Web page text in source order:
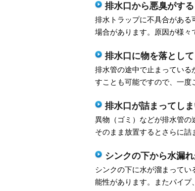
排水口から悪臭がする
排水トラップに不具合がある
場合があります。原因が様々
排水口に物を落とし
排水管の途中で止まっている
すことも可能ですので、一度
排水口が詰まってし
異物（ゴミ）などが排水管の
そのまま放置するとさらに詰
シンクの下から水漏
シンクの下に水が溜まって
能性があります。またパイプ